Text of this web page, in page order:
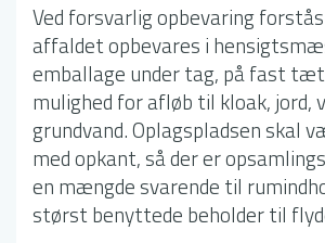
Ved forsvarlig opbevaring
affaldet opbevares i
emballage under tag, på fast tæt
mulighed for afløb til kloak, jord,
grundvand. Oplagspladsen skal
med opkant, så der er
en mængde svarende til
størst benyttede beholder til